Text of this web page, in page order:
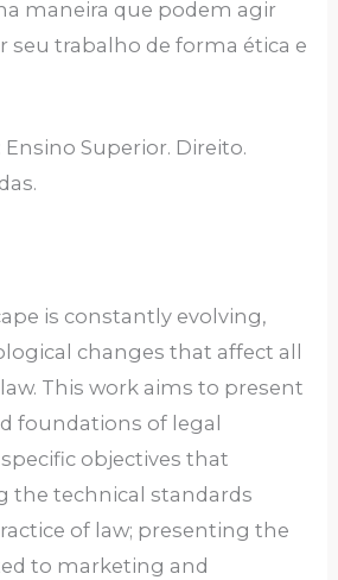
maneira que podem agir
seu trabalho de forma ética e
: Ensino Superior. Direito.
is constantly evolving,
changes that affect all
This work aims to present
foundations of legal
objectives that
the technical standards
of law; presenting the
to marketing and